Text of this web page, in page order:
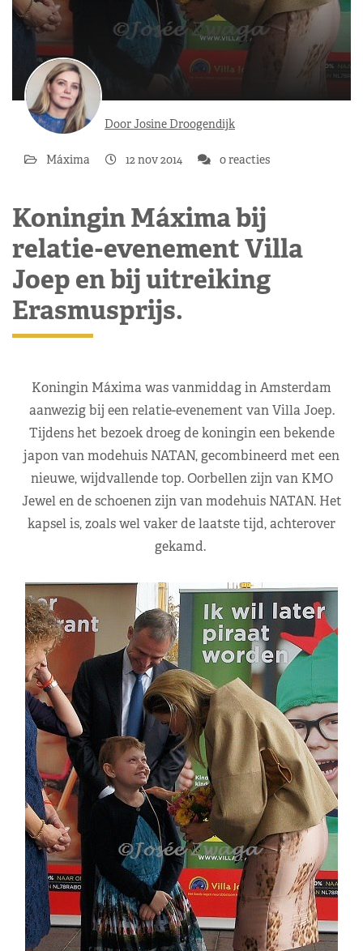
Door Josine Droogendijk
Máxima 12 nov 2014 0 reacties
Koningin Máxima bij
relatie-evenement Villa
Joep en bij uitreiking
Erasmusprijs.
Koningin Máxima was vanmiddag in Amsterdam
aanwezig bij een relatie-evenement van Villa Joep.
Tijdens het bezoek droeg de koningin een bekende
japon van modehuis NATAN, gecombineerd met een
nieuwe, wijdvallende top. Oorbellen zijn van KMO
Jewel en de schoenen zijn van modehuis NATAN. Het
kapsel is, zoals wel vaker de laatste tijd, achterover
gekamd.